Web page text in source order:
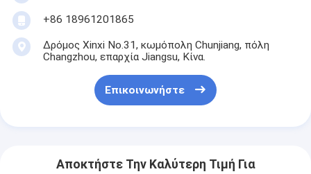
+86 18961201865
Δρόμος Xinxi No.31, κωμόπολη Chunjiang, πόλη
Changzhou, επαρχία Jiangsu, Κίνα.
Επικοινωνήστε
Αποκτήστε Την Καλύτερη Τιμή Για